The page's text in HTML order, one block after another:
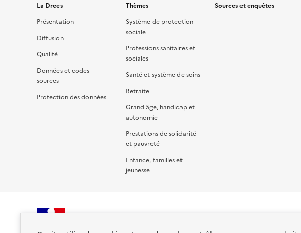
La Drees
Présentation
Diffusion
Qualité
Données et codes
sources
Protection des données
Thèmes
Système de protection
sociale
Professions sanitaires et
sociales
Santé et système de soins
Retraite
Grand âge, handicap et
autonomie
Prestations de solidarité
et pauvreté
Enfance, familles et
jeunesse
Sources et enquêtes